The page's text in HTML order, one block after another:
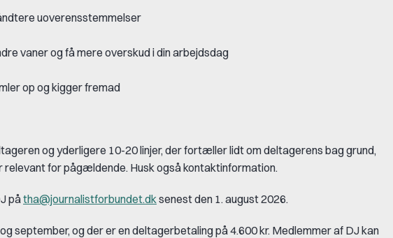
uoverensstemmelser
vaner og få mere overskud i din arbejdsdag
op og kigger fremad
og yderligere 10-20 linjer, der fortæller lidt om deltagerens bag grund,
for pågældende. Husk også kontaktinformation.
påtha@journalistforbundet.dksenest den 1. august 2026.
september, og der er en deltagerbetaling på 4.600 kr. Medlemmer af DJ kan